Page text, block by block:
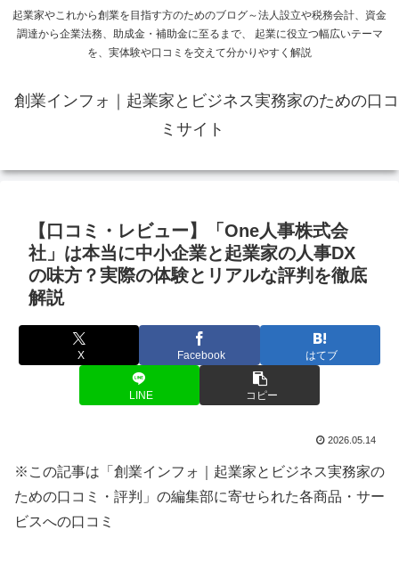
起業家やこれから創業を目指す方のためのブログ～法人設立や税務会計、資金
調達から企業法務、助成金・補助金に至るまで、 起業に役立つ幅広いテーマ
を、実体験や口コミを交えて分かりやすく解説
創業インフォ｜起業家とビジネス実務家のための口コ
ミサイト
【口コミ・レビュー】「One人事株式会
社」は本当に中小企業と起業家の人事DX
の味方？実際の体験とリアルな評判を徹底
解説
X Facebook はてブ
LINE コピー
2026.05.14
※この記事は「創業インフォ｜起業家とビジネス実務家の
ための口コミ・評判」の編集部に寄せられた各商品・サー
ビスへの口コミ